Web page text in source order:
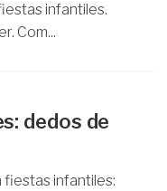
infantiles.
Com...
dedos de
fiestas infantiles: